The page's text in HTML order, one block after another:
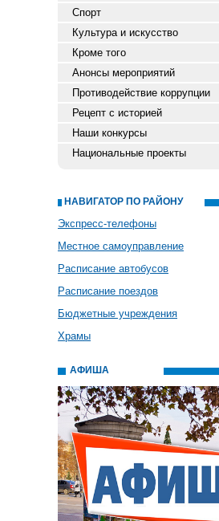
Спорт
Культура и искусство
Кроме того
Анонсы мероприятий
Противодействие коррупции
Рецепт с историей
Наши конкурсы
Национальные проекты
НАВИГАТОР ПО РАЙОНУ
Экспресс-телефоны
Местное самоуправление
Расписание автобусов
Расписание поездов
Бюджетные учреждения
Храмы
АФИША